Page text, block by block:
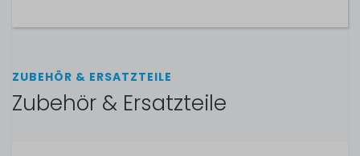
ZUBEHÖR & ERSATZTEILE
Zubehör & Ersatzteile